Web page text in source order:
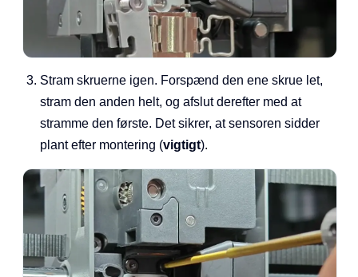
Stram skruerne igen. Forspænd den ene skrue let,
stram den anden helt, og afslut derefter med at
stramme den første. Det sikrer, at sensoren sidder
plant efter montering (vigtigt).